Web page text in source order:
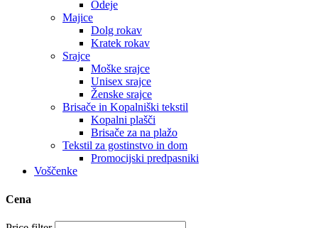
Odeje
Majice
Dolg rokav
Kratek rokav
Srajce
Moške srajce
Unisex srajce
Ženske srajce
Brisače in Kopalniški tekstil
Kopalni plašči
Brisače za na plažo
Tekstil za gostinstvo in dom
Promocijski predpasniki
Voščenke
Cena